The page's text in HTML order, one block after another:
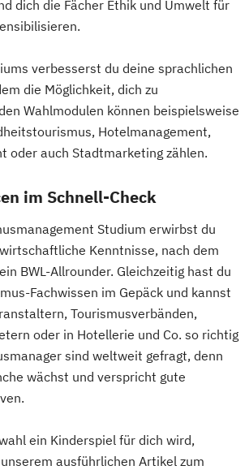
dich die Fächer Ethik und Umwelt für
verbesserst du deine sprachlichen
die Möglichkeit, dich zu
Wahlmodulen können beispielsweise
Hotelmanagement,
oder auch Stadtmarketing zählen.
im Schnell-Check
Studium erwirbst du
Kenntnisse, nach dem
BWL-Allrounder. Gleichzeitig hast du
Fachwissen im Gepäck und kannst
Tourismusverbänden,
oder in Hotellerie und Co. so richtig
sind weltweit gefragt, denn
wächst und verspricht gute
ein Kinderspiel für dich wird,
ausführlichen Artikel zum